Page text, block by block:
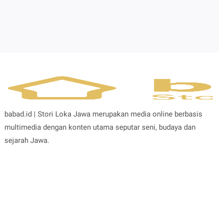
babad.id | Stori Loka Jawa merupakan media online berbasis
multimedia dengan konten utama seputar seni, budaya dan
sejarah Jawa.